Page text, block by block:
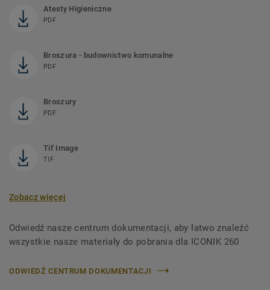
Atesty Higieniczne
PDF
Broszura - budownictwo komunalne
PDF
Broszury
PDF
Tif Image
TIF
Zobacz więcej
Odwiedź nasze centrum dokumentacji, aby łatwo znaleźć
wszystkie nasze materiały do ​​pobrania dla ICONIK 260
ODWIEDŹ CENTRUM DOKUMENTACJI